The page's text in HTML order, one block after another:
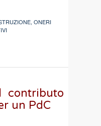
, ONERI
contributo
un PdC